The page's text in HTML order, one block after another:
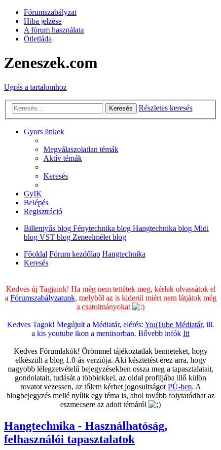
Fórumszabályzat
Hiba jelzése
A fórum használata
Ötletláda
Zeneszek.com
Ugrás a tartalomhoz
Keresés Részletes keresés
Gyors linkek
Megválaszolatlan témák
Aktív témák
Keresés
GyIK
Belépés
Regisztráció
Billentyűs blog Fénytechnika blog Hangtechnika blog Midi
blog VST blog Zeneelmélet blog
Főoldal Fórum kezdőlap Hangtechnika
Keresés
Kedves új Tagjaink! Ha még nem tettétek meg, kérlek olvassátok el
a Fórumszabályzatunk, melyből az is kiderül miért nem látjátok még
a csatolmányokat
Kedves Tagok! Megújult a Médiatár, elérés: YouTube Médiatár, ill.
a kis youtube ikon a menüsorban. Bővebb infók Itt
Kedves Fórumlakók! Örömmel tájékoztatlak benneteket, hogy
elkészült a blog 1.0-ás verziója. Aki késztetést érez arra, hogy
nagyobb lélegzetvételű bejegyzésekben ossza meg a tapasztalatait,
gondolatait, tudását a többiekkel, az oldal profiljába illő külön
rovatot vezessen, az tőlem kérhet jogosultságotPÜ-ben. A
blogbejegyzés mellé nyílik egy téma is, ahol tovább folytatódhat az
eszmecsere az adott témáról
Hangtechnika - Használhatóság,
felhasználói tapasztalatok